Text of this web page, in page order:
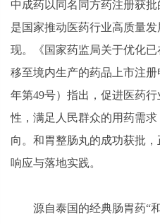
中成药以同名同方药注册获
是国家推动医药行业高质量
现。《国家药监局关于优化
移至境内生产的药品上市注
年第49号）指出，促进医药
性，满足人民群众的用药需
向。和胃整肠丸的成功获批
响应与落地实践。
源自泰国的经典肠胃药“